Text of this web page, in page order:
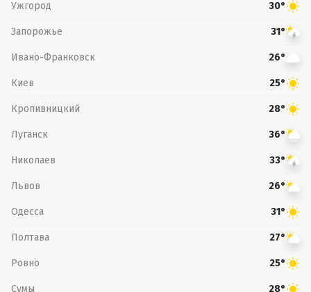
Ужгород 30°
Запорожье 31°
Ивано-Франковск 26°
Киев 25°
Кропивницкий 28°
Луганск 36°
Николаев 33°
Львов 26°
Одесса 31°
Полтава 27°
Ровно 25°
Сумы 28°